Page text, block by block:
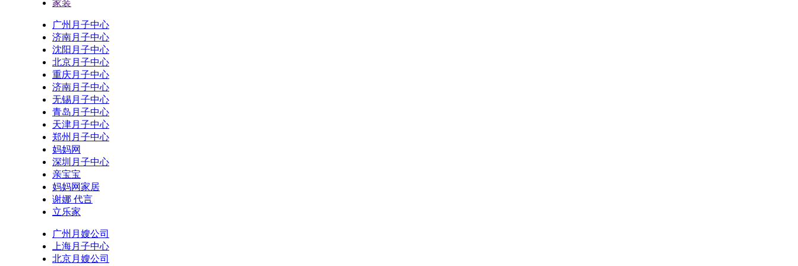
家装
广州月子中心
济南月子中心
沈阳月子中心
北京月子中心
重庆月子中心
济南月子中心
无锡月子中心
青岛月子中心
天津月子中心
郑州月子中心
妈妈网
深圳月子中心
亲宝宝
妈妈网家居
谢娜 代言
立乐家
广州月嫂公司
上海月子中心
北京月嫂公司